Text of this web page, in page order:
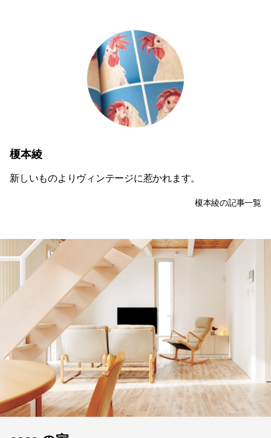
榎本綾
新しいものよりヴィンテージに惹かれます。
榎本綾の記事一覧